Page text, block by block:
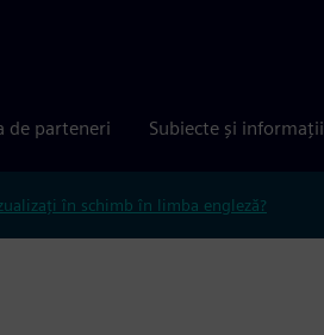
de parteneri Subiecte și informații
în schimb în limba engleză?